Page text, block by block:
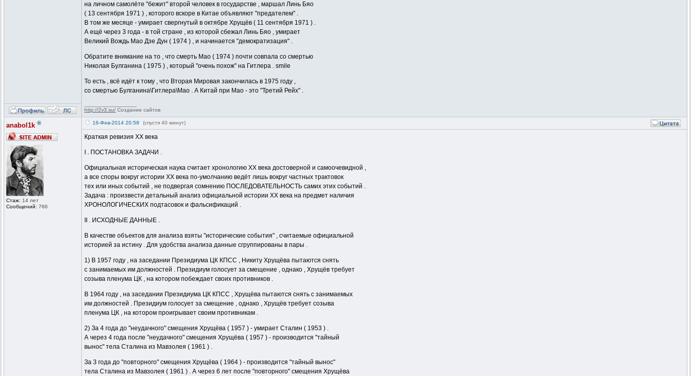
на личном самолёте "бежит" второй человек в государстве , маршал Линь Бяо
( 13 сентября 1971 ) , которого вскоре в Китае объявляют "предателем" .
В том же месяце - умирает свергнутый в октябре Хрущёв ( 11 сентября 1971 ) .
А ещё через 3 года - в той стране , из которой сбежал Линь Бяо , умирает
Великий Вождь Мао Дзе Дун ( 1974 ) , и начинается "демократизация" .
Обратите внимание на то , что смерть Мао ( 1974 ) почти совпала со смертью
Николая Булганина ( 1975 ) , который "очень похож" на Гитлера . smile
То есть , всё идёт к тому , что Вторая Мировая закончилась в 1975 году ,
со смертью Булганина\Гитлера\Мао . А Китай при Мао - это "Третий Рейх" .
http://2v3.su/ Создание сайтов
anabol1k ®
Стаж: 14 лет
Сообщений: 766
16-Фев-2014 20:58 (спустя 40 минут)
Краткая ревизия XX века
I . ПОСТАНОВКА ЗАДАЧИ .
Официальная историческая наука считает хронологию XX века достоверной и самоочевидной ,
а все споры вокруг истории XX века по-умолчанию ведёт лишь вокруг частных трактовок
тех или иных событий , не подвергая сомнению ПОСЛЕДОВАТЕЛЬНОСТЬ самих этих событий .
Задача : произвести детальный анализ официальной истории XX века на предмет наличия
ХРОНОЛОГИЧЕСКИХ подтасовок и фальсификаций .
II . ИСХОДНЫЕ ДАННЫЕ .
В качестве объектов для анализа взяты "исторические события" , считаемые официальной
историей за истину . Для удобства анализа данные сгруппированы в пары .
1) В 1957 году , на заседании Президиума ЦК КПСС , Никиту Хрущёва пытаются снять
с занимаемых им должностей . Президиум голосует за смещение , однако , Хрущёв требует
созыва пленума ЦК , на котором побеждает своих противников .
В 1964 году , на заседании Президиума ЦК КПСС , Хрущёва пытаются снять с занимаемых
им должностей . Президиум голосует за смещение , однако , Хрущёв требует созыва
пленума ЦК , на котором проигрывает своим противникам .
2) За 4 года до "неудачного" смещения Хрущёва ( 1957 ) - умирает Сталин ( 1953 ) .
А через 4 года после "неудачного" смещения Хрущёва ( 1957 ) - производится "тайный
вынос" тела Сталина из Мавзолея ( 1961 ) .
За 3 года до "повторного" смещения Хрущёва ( 1964 ) - производится "тайный вынос"
тела Сталина из Мавзолея ( 1961 ) . А через 6 лет после "повторного" смещения Хрущёва